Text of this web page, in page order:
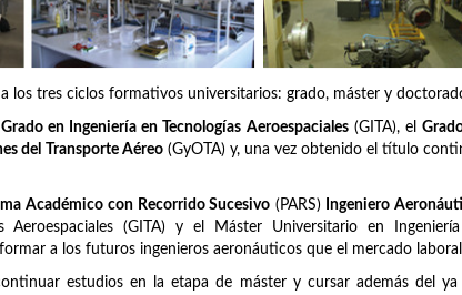
a los tres ciclos formativos universitarios: grado, máster y
Grado en Ingeniería en Tecnologías Aeroespaciales(GITA), el
del Transporte Aéreo(GyOTA) y, una vez obtenido el título
Académico con Recorrido Sucesivo (PARS) Ingeniero
Aeroespaciales (GITA) y el Máster Universitario en
a los futuros ingenieros aeronáuticos que el mercado
estudios en la etapa de máster y cursar además del ya